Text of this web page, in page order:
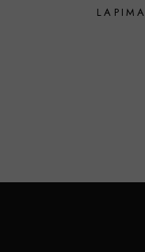
LAPIMA